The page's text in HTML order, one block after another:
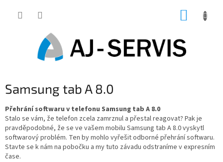
Samsung tab A 8.0
Přehrání softwaru v telefonu Samsung tab A 8.0
Stalo se vám, že telefon zcela zamrznul a přestal reagovat? Pak je
pravděpodobné, že se ve vašem mobilu Samsung tab A 8.0 vyskytl
softwarový problém. Ten by mohlo vyřešit odborné přehrání softwaru.
Stavte se k nám na pobočku a my tuto závadu odstraníme v expresním
čase.